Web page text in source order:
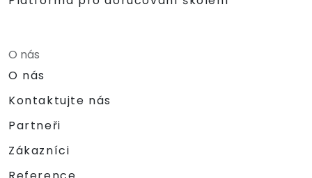
O nás
O nás
Kontaktujte nás
Partneři
Zákazníci